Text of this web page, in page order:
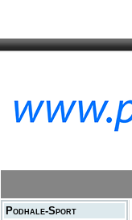
Podhale-Sport